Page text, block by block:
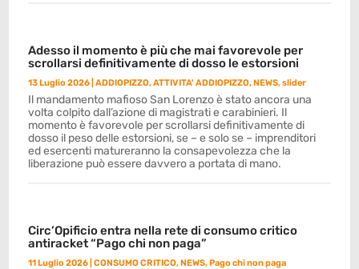
Adesso il momento è più che mai favorevole per
scrollarsi definitivamente di dosso le estorsioni
13 Luglio 2026 |ADDIOPIZZO,ATTIVITA' ADDIOPIZZO,NEWS,slider
Il mandamento mafioso San Lorenzo è stato ancora una
volta colpito dall’azione di magistrati e carabinieri. Il
momento è favorevole per scrollarsi definitivamente di
dosso il peso delle estorsioni, se – e solo se – imprenditori
ed esercenti matureranno la consapevolezza che la
liberazione può essere davvero a portata di mano.
Circ’Opificio entra nella rete di consumo critico
antiracket “Pago chi non paga”
11 Luglio 2026 |CONSUMO CRITICO,NEWS,Pago chi non paga